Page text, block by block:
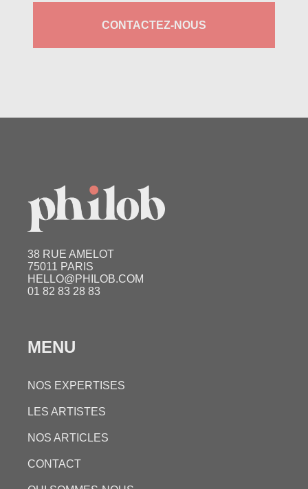
CONTACTEZ-NOUS
38 RUE AMELOT
75011 PARIS
HELLO@PHILOB.COM
01 82 83 28 83
MENU
NOS EXPERTISES
LES ARTISTES
NOS ARTICLES
CONTACT